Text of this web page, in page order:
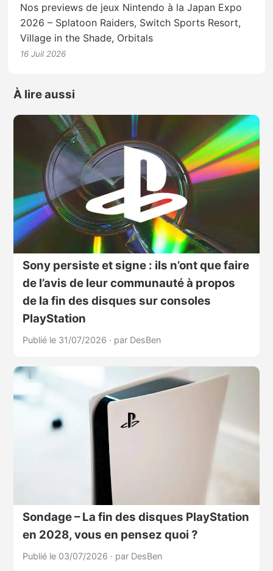
Nos previews de jeux Nintendo à la Japan Expo
2026 – Splatoon Raiders, Switch Sports Resort,
Village in the Shade, Orbitals
16 Juil 2026
À lire aussi
Sony persiste et signe : ils n’ont que faire
de l’avis de leur communauté à propos
de la fin des disques sur consoles
PlayStation
Publié le 31/07/2026 · par DesBen
Sondage – La fin des disques PlayStation
en 2028, vous en pensez quoi ?
Publié le 03/07/2026 · par DesBen